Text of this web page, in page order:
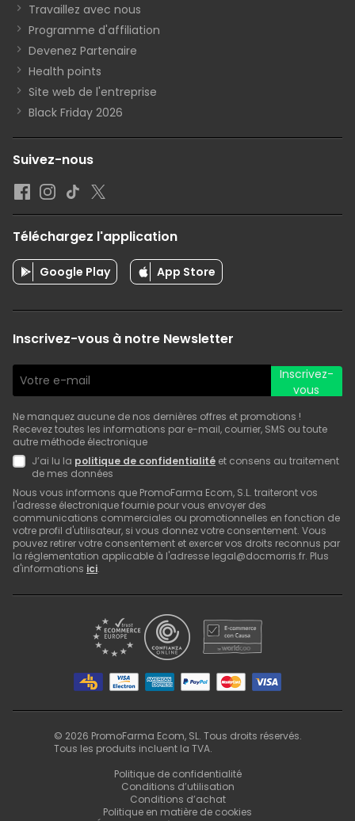
Travaillez avec nous
Programme d'affiliation
Devenez Partenaire
Health points
Site web de l'entreprise
Black Friday 2026
Suivez-nous
Téléchargez l'application
Google Play App Store
Inscrivez-vous à notre Newsletter
Inscrivez-
vous
Ne manquez aucune de nos dernières offres et promotions !
Recevez toutes les informations par e-mail, courrier, SMS ou toute
autre méthode électronique
J’ai lu la politique de confidentialité et consens au traitement
de mes données
Nous vous informons que PromoFarma Ecom, S.L. traiteront vos
l'adresse électronique fournie pour vous envoyer des
communications commerciales ou promotionnelles en fonction de
votre profil d'utilisateur, si vous donnez votre consentement. Vous
pouvez retirer votre consentement et exercer vos droits reconnus par
la réglementation applicable à l'adresse legal@docmorris.fr. Plus
d'informations ici.
© 2026 PromoFarma Ecom, SL. Tous droits réservés.
Tous les produits incluent la TVA.
Politique de confidentialité
Conditions d’utilisation
Conditions d’achat
Politique en matière de cookies